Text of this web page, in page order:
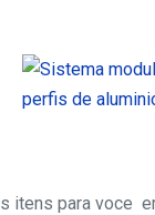
para voce